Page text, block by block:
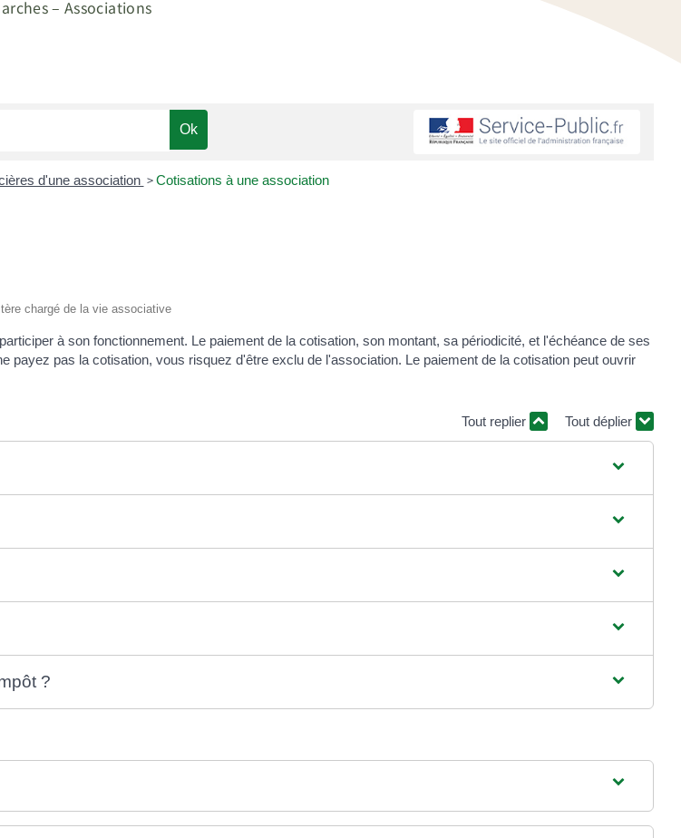
– Associations
d'une association > Cotisations à une association
chargé de la vie associative
à son fonctionnement. Le paiement de la cotisation, son montant, sa périodicité, et l'échéance de ses
pas la cotisation, vous risquez d'être exclu de l'association. Le paiement de la cotisation peut ouvrir
Tout replier Tout déplier
?